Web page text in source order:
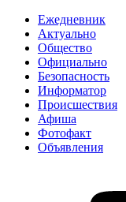
Ежедневник
Актуально
Общество
Официально
Безопасность
Информатор
Происшествия
Афиша
Фотофакт
Объявления